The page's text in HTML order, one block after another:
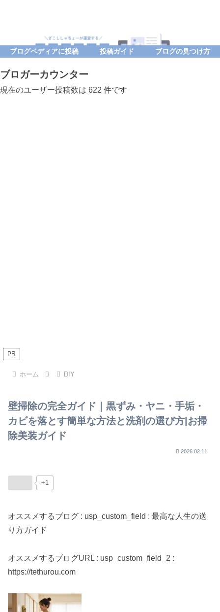
ブログペディアに投稿 投稿ガイド ブログの見つけ方
ブロガーカウンター
現在のユーザー投稿数は 622 件です
PR
ホーム DIY
壁掃除の完全ガイド｜黒ずみ・ヤニ・手垢・
カビを落とす簡単な方法と洗剤の選び方|お掃
除美装ガイド
2026.02.11
+1
オススメするブログ : usp_custom_field : 最高な人生の送
り方ガイド
オススメするブログURL : usp_custom_field_2 :
https://tethurou.com